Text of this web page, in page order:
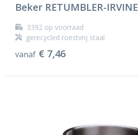
Beker RETUMBLER-IRVINE
3392op voorraad
gerecycled roestvrij staal
vanaf € 7,46